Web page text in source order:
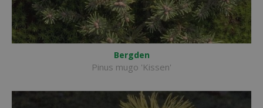
Bergden
Pinus mugo 'Kissen'